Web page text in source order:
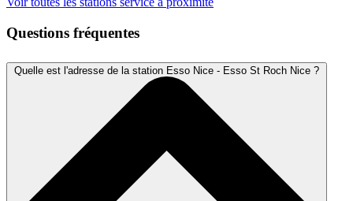
Questions fréquentes
Quelle est l'adresse de la station Esso Nice - Esso St Roch Nice ?